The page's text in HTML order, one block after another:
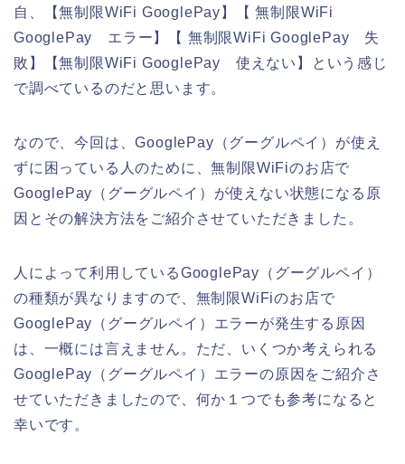
自、【無制限WiFi GooglePay】【 無制限WiFi
GooglePay エラー】【 無制限WiFi GooglePay 失
敗】【無制限WiFi GooglePay 使えない】という感じ
で調べているのだと思います。
なので、今回は、GooglePay（グーグルペイ）が使え
ずに困っている人のために、無制限WiFiのお店で
GooglePay（グーグルペイ）が使えない状態になる原
因とその解決方法をご紹介させていただきました。
人によって利用しているGooglePay（グーグルペイ）
の種類が異なりますので、無制限WiFiのお店で
GooglePay（グーグルペイ）エラーが発生する原因
は、一概には言えません。ただ、いくつか考えられる
GooglePay（グーグルペイ）エラーの原因をご紹介さ
せていただきましたので、何か１つでも参考になると
幸いです。